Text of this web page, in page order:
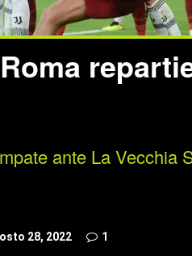
ante La Vecchia
28, 2022 1